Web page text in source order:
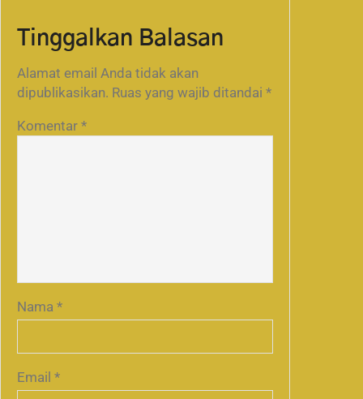
Tinggalkan Balasan
Alamat email Anda tidak akan
dipublikasikan. Ruas yang wajib ditandai *
Komentar *
Nama *
Email *